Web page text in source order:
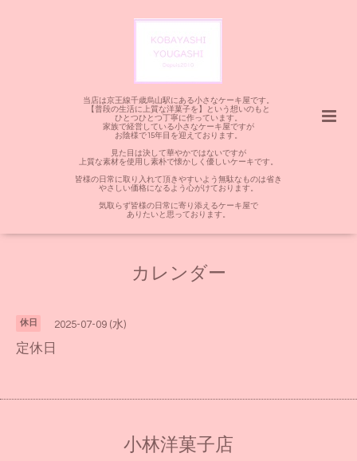
当店は京王線千歳烏山駅にある小さなケーキ屋です。
【普段の生活に上質な洋菓子を】という想いのもと
ひとつひとつ丁寧に作っています。
家族で経営している小さなケーキ屋ですが
お陰様で15年目を迎えております。
見た目は決して華やかではないですが
上質な素材を使用し素朴で懐かしく優しいケーキです。
皆様の日常に取り入れて頂きやすいよう無駄なものは省き
やさしい価格になるよう心がけております。
気取らず皆様の日常に寄り添えるケーキ屋で
ありたいと思っております。
カレンダー
休日 2025-07-09 (水)
定休日
小林洋菓子店